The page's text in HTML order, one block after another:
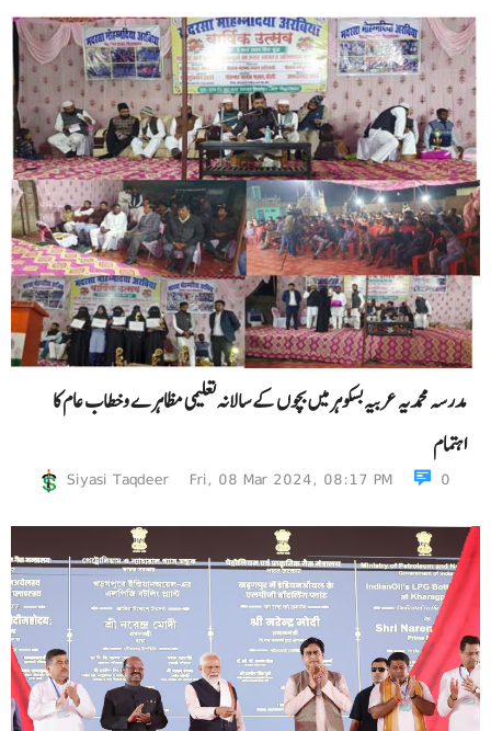
مدرسہ محمدیہ عربیہ بسکوہر میں بچوں کے سالانہ تعلیمی مظاہرے وخطاب عام کا
اہتمام
Siyasi Taqdeer Fri, 08 Mar 2024, 08:17 PM 0